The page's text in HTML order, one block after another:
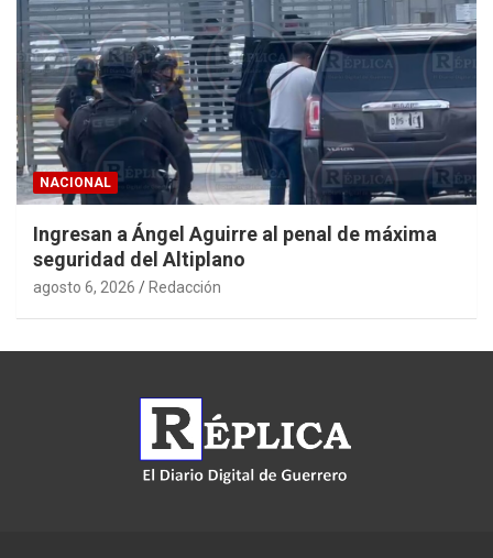
NACIONAL
Ingresan a Ángel Aguirre al penal de máxima
seguridad del Altiplano
agosto 6, 2026 Redacción